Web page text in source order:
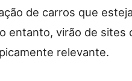
de carros que
entanto, virão de
relevante.